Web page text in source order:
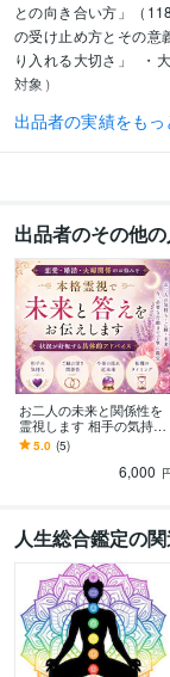
との向き合い方」（
の受け止め方とその意
り入れる大切さ」
・
対象）
得意分野
占い 霊視鑑定
英語 日常会話レベル
出品者の実績をもっ
出品者のその他
お二人の未来と関係性を
霊視します 相手の気持ち
と未来の流れを読み解き
ます
5.0 (5)
6,000
人生総合鑑定の